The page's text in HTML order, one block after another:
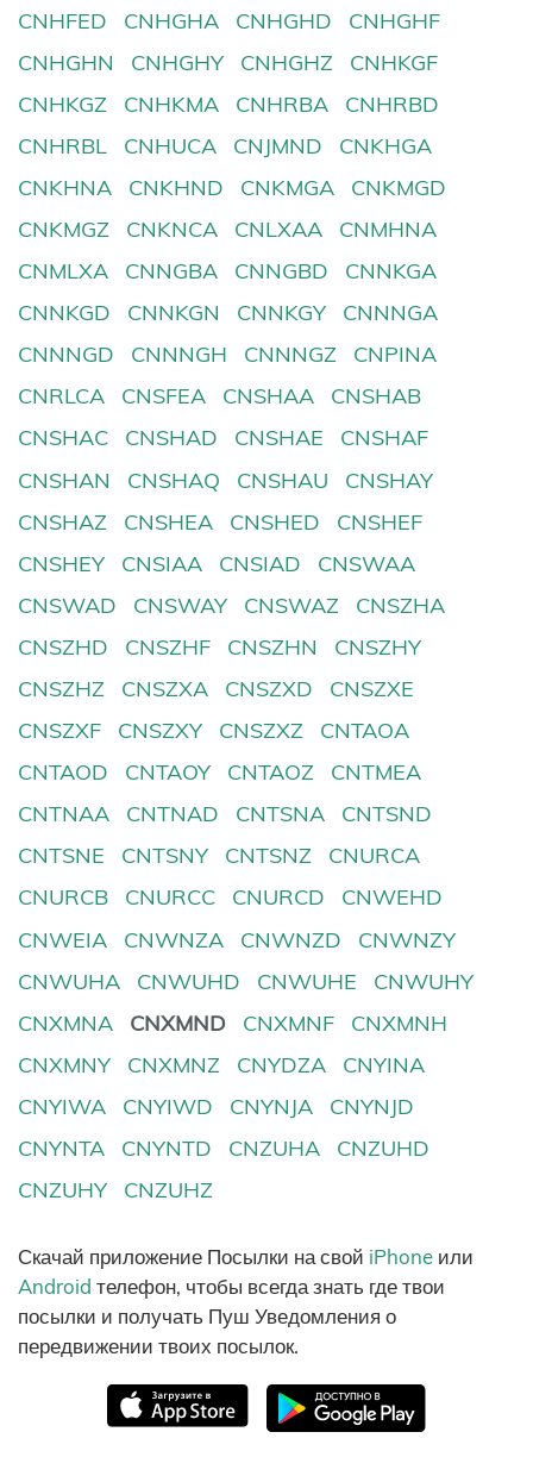
CNHFED CNHGHA CNHGHD
CNHGHF
CNHGHN
CNHGHY CNHGHZ
CNHKGF
CNHKGZ
CNHKMA CNHRBA
CNHRBD
CNHRBL
CNHUCA CNJMND
CNKHGA
CNKHNA
CNKHND CNKMGA
CNKMGD
CNKMGZ
CNKNCA CNLXAA
CNMHNA
CNMLXA
CNNGBA CNNGBD
CNNKGA
CNNKGD
CNNKGN CNNKGY
CNNNGA
CNNNGD
CNNNGH CNNNGZ
CNPINA
CNRLCA
CNSFEA CNSHAA
CNSHAB
CNSHAC
CNSHAD CNSHAE
CNSHAF
CNSHAN
CNSHAQ CNSHAU
CNSHAY
CNSHAZ
CNSHEA CNSHED
CNSHEF
CNSHEY
CNSIAA CNSIAD
CNSWAA
CNSWAD
CNSWAY CNSWAZ
CNSZHA
CNSZHD
CNSZHF CNSZHN
CNSZHY
CNSZHZ
CNSZXA CNSZXD
CNSZXE
CNSZXF
CNSZXY CNSZXZ
CNTAOA
CNTAOD
CNTAOY CNTAOZ
CNTMEA
CNTNAA
CNTNAD CNTSNA
CNTSND
CNTSNE
CNTSNY CNTSNZ
CNURCA
CNURCB
CNURCC CNURCD
CNWEHD
CNWEIA
CNWNZA CNWNZD
CNWNZY
CNWUHA
CNWUHD CNWUHE
CNWUHY
CNXMNA
CNXMND CNXMNF
CNXMNH
CNXMNY
CNXMNZ CNYDZA
CNYINA
CNYIWA
CNYIWD CNYNJA
CNYNJD
CNYNTA
CNYNTD CNZUHA
CNZUHD
CNZUHY
CNZUHZ
Скачай приложение Посылки на свой iPhone или
Android телефон, чтобы всегда знать где твои
посылки и получать Пуш Уведомления о
передвижении твоих посылок.